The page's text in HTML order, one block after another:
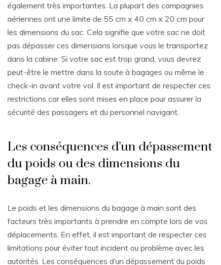
également très importantes. La plupart des compagnies
aériennes ont une limite de 55 cm x 40 cm x 20 cm pour
les dimensions du sac. Cela signifie que votre sac ne doit
pas dépasser ces dimensions lorsque vous le transportez
dans la cabine. Si votre sac est trop grand, vous devrez
peut-être le mettre dans la soute à bagages ou même le
check-in avant votre vol. Il est important de respecter ces
restrictions car elles sont mises en place pour assurer la
sécurité des passagers et du personnel navigant.
Les conséquences d’un dépassement
du poids ou des dimensions du
bagage à main.
Le poids et les dimensions du bagage à main sont des
facteurs très importants à prendre en compte lors de vos
déplacements. En effet, il est important de respecter ces
limitations pour éviter tout incident ou problème avec les
autorités. Les conséquences d’un dépassement du poids